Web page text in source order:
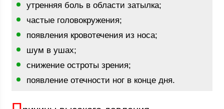
утренняя боль в области затылка;
частые головокружения;
появления кровотечения из носа;
шум в ушах;
снижение остроты зрения;
появление отечности ног в конце дня.